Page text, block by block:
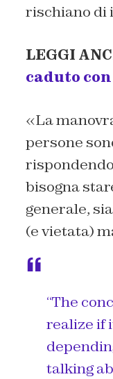
rischiano di
LEGGI
caduto
«La
persone
bisogna
generale,
(e vietata)
“The
realize if
talking